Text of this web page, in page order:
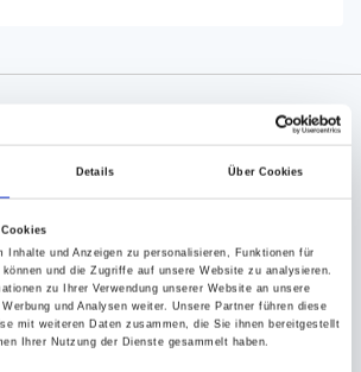
Details Über Cookies
Inhalte und Anzeigen zu personalisieren, Funktionen für
und die Zugriffe auf unsere Website zu analysieren.
zu Ihrer Verwendung unserer Website an unsere
und Analysen weiter. Unsere Partner führen diese
mit weiteren Daten zusammen, die Sie ihnen bereitgestellt
Ihrer Nutzung der Dienste gesammelt haben.
Informationspflichten der GPSR
packpack.de GmbH, Am
D-26441 Jever, info@packpack.de
an folgenden Artikeln